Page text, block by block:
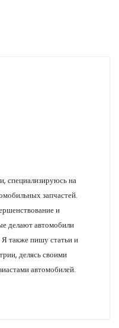
специализируюсь на
запчастей.
и
делают автомобили
также пишу статьи и
делясь своими
автомобилей.